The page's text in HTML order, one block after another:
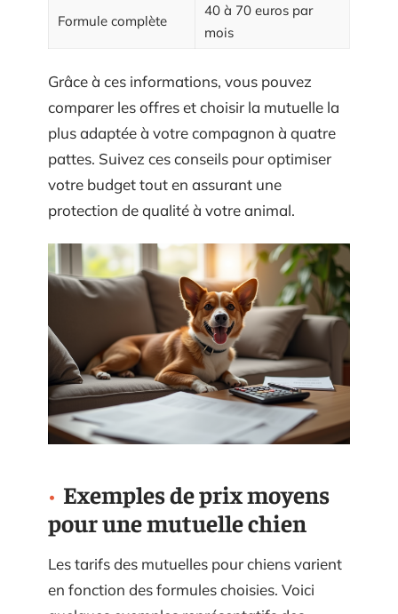
Formule complète
40 à 70 euros par
mois
Grâce à ces informations, vous pouvez
comparer les offres et choisir la mutuelle la
plus adaptée à votre compagnon à quatre
pattes. Suivez ces conseils pour optimiser
votre budget tout en assurant une
protection de qualité à votre animal.
Exemples de prix moyens
pour une mutuelle chien
Les tarifs des mutuelles pour chiens varient
en fonction des formules choisies. Voici